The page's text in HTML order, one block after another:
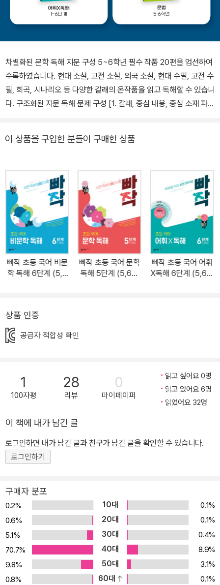
차별화된 문학 독해 지문 구성 5~6학년 필수 작품 20편을 엄선하여
수록하였습니다. 현대 소설, 고전 소설, 외국 소설, 현대 수필, 고전 수
필, 희곡, 시나리오 등 다양한 갈래의 온작품을 읽고 독해할 수 있습니
다. 구조화된 지문 독해 문제 구성 [1. 갈래, 중심 내용, 중심 소재 파
게 지문을 이해할 수 있습니다. 지문 분석을 통한 바른 독해 훈련 작품
록 구성하였습니다. 인물·사건·배경, 소재 의미, 갈등 관계, 사건 전개
등을 정리하며 글의 주제를 바르게 파악할 수 있습니다. 다양한 배경
지식 습득 매 지문마다 5~6학년 눈높이에 맞는 배경지식을 수록하
였습니다. 세밀화와 함께 작품과 관련한 이야기를 재미있게 읽고, 배
경지식을 넓힐 수 있습니다. 지문별 5개 필수 어휘 학습 지문과 연계
된 5개 어휘를 선별하여 구성하였습니다. 사전적 의미부터 문장에서
의 쓰임을 알고, 독해에 적용하며 어휘력을 향상시킬 수 있습니다.
이 상품을 구입한 분들이 구매한 상품
빠작 초등 국어 비문
학 독해 6단계 (5,6
빠작 초등 국어 문학
독해 5단계 (5,6학
빠작 초등 국어 어휘
X독해 6단계 (5,6학
상품 인증
공급자 적합성 확인
1
100자평
28
리뷰
0
마이페이퍼
읽고 싶어요 0명
읽고 있어요 6명
읽었어요 32명
이 책에 내가 남긴 글
로그인하면 내가 남긴 글과 친구가 남긴 글을 확인할 수 있습니다.
로그인하기
구매자 분포
0.2% 10대
0.1%
0.6%
20대
0.1%
5.1%
30대
0.4%
70.7%
40대
8.9%
9.8%
50대
3.1%
0.8%
60대
0.1%